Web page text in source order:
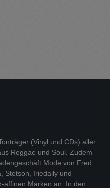
(Vinyl und CDs) aller
Reggae und Soul. Zudem
Mode von Fred
Stetson, Iriedaily und
affinen Marken an. In den